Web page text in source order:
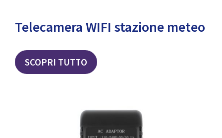
Telecamera WIFI stazione meteo
SCOPRI TUTTO